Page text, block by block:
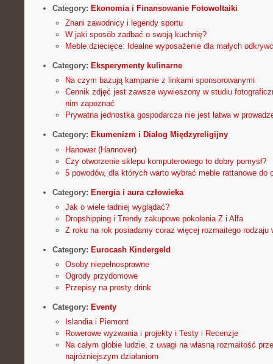
Category: Ekonomia i Finansowanie Fotowoltaiki
Znani zawodnicy i legendy sportu
W jaki sposób zadbać o swoją kuchnię?
Meble dziecięce: Idealne wyposażenie dla małych
Category: Eksperymenty kulinarne
Na czym bazują kampanie z linkami sponsorowanymi
Cennik zdjęć jest zawsze wywieszony w studiu
nim zapoznać
Prywatna jednostka gospodarcza nie jest łatwa w
Category: Ekumenizm i Dialog Międzyreligijny
Hanower (Hannover)
Czy otworzenie sklepu komputerowego to dobry pomysł?
5 powodów, dla których warto wybrać meble rattanowe do
Category: Energia i aura człowieka
Jak o wiele ładniej wyglądać?
Dropshipping i Trendy zakupowe pokolenia Z i Alfa
Z roku na rok posiadamy coraz więcej rozmaitego rodzaju
Category: Eurocash Kindergeld
Osoby niepełnosprawne
Ogrody przydomowe
Przepisy na prosty drink
Category: Eventy
Islandia i Piemont
Rowerowe wyzwania i projekty i Testy i Recenzje
Na całym globie ludzie, z uwagi na własną rozmaitość
najróżniejszym działaniom